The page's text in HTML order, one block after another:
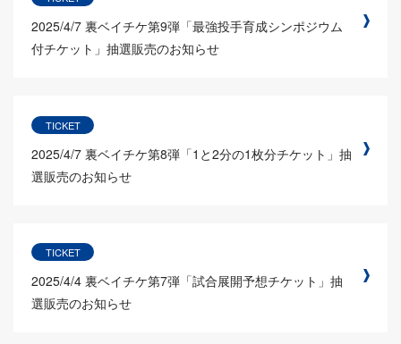
2025/4/7 裏ベイチケ第9弾「最強投手育成シンポジウム
付チケット」抽選販売のお知らせ
TICKET
2025/4/7 裏ベイチケ第8弾「1と2分の1枚分チケット」抽
選販売のお知らせ
TICKET
2025/4/4 裏ベイチケ第7弾「試合展開予想チケット」抽
選販売のお知らせ